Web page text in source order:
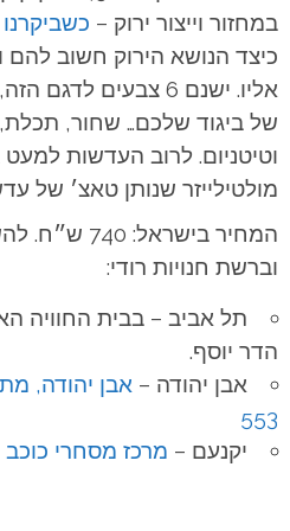
במחזור וייצור ירוק –
כיצד הנושא הירוק חשוב להם
אליו.
ישנם 6 צבעים
של ביגוד שלכם… שחור, תכלת,
וטיטניום. לרוב העדשות
מולטילייזר שנותן טאצ׳ של
המחיר בישראל: 740 ש״ח. להשיג
וברשת חנויות רודי:
תל אביב – בבית החוויה
הדר יוסף.
אבן יהודה – אבן יהודה,
553
יקנעם – מרכז מסחרי כוכב